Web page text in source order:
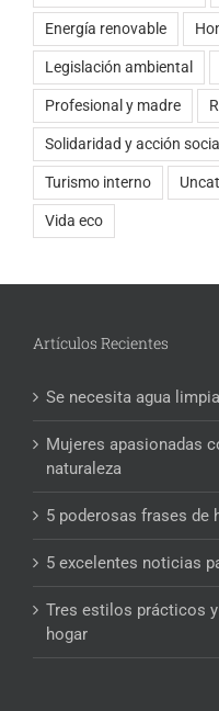
Energía renovable
Legislación ambiental
Profesional y madre
Solidaridad y acción
Turismo interno
Vida eco
Artículos Recientes
Se necesita agua
Mujeres apasionadas
naturaleza
5 poderosas frases de
5 excelentes noticias
Tres estilos prácticos
hogar